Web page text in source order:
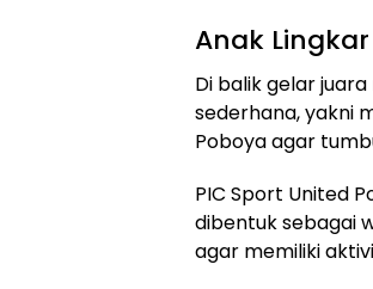
Anak
Di balik gelar
sederhana, yakni
Poboya agar
PIC Sport United
dibentuk sebagai
agar memiliki